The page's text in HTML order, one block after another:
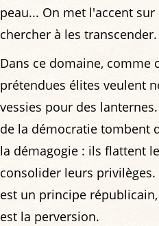
peau... On met l'accent
chercher à les transcender.
Dans ce domaine, comme
prétendues élites veulent
vessies pour des
de la démocratie tombent
la démagogie : ils flattent
consolider leurs
est un principe
est la perversion.